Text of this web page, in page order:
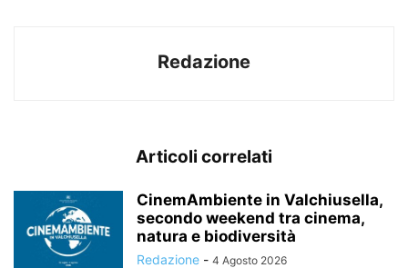
Redazione
Articoli correlati
CinemAmbiente in Valchiusella,
secondo weekend tra cinema,
natura e biodiversità
Redazione - 4 Agosto 2026